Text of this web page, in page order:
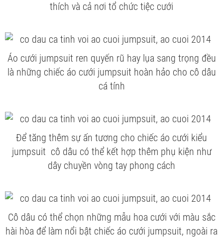
thích và cả nơi tổ chức tiệc cưới
Áo cưới jumpsuit ren quyến rũ hay lụa sang trọng đều
là những chiếc áo cưới jumpsuit hoàn hảo cho cô dâu
cá tính
Để tăng thêm sự ấn tương cho chiếc áo cưới kiểu
jumpsuit cô dâu có thể kết hợp thêm phụ kiện như
dây chuyền vòng tay phong cách
Cô dâu có thể chọn những mẫu hoa cưới với màu sắc
hài hòa để làm nổi bật chiếc áo cưới jumpsuit, ngoài ra